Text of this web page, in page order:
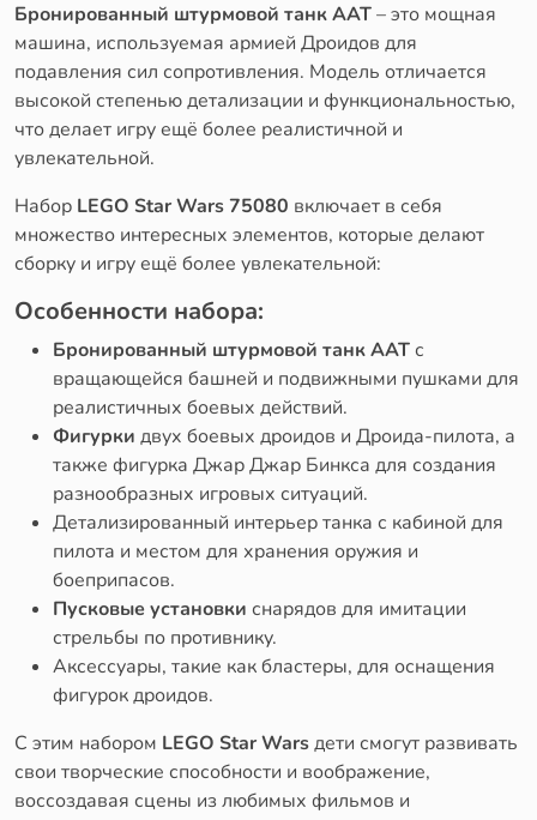
Бронированный штурмовой танк ААТ– это мощная
машина, используемая армией Дроидов для
подавления сил сопротивления. Модель отличается
высокой степенью детализации и функциональностью,
что делает игру ещё более реалистичной и
увлекательной.
Набор LEGO Star Wars 75080 включает в себя
множество интересных элементов, которые делают
сборку и игру ещё более увлекательной:
Особенности набора:
Бронированный штурмовой танк ААТс
вращающейся башней и подвижными пушками для
реалистичных боевых действий.
Фигурки двух боевых дроидов и Дроида-пилота, а
также фигурка Джар Джар Бинкса для создания
разнообразных игровых ситуаций.
Детализированный интерьер танка с кабиной для
пилота и местом для хранения оружия и
боеприпасов.
Пусковые установки снарядов для имитации
стрельбы по противнику.
Аксессуары, такие как бластеры, для оснащения
фигурок дроидов.
С этим набором LEGO Star Warsдети смогут развивать
свои творческие способности и воображение,
воссоздавая сцены из любимых фильмов и